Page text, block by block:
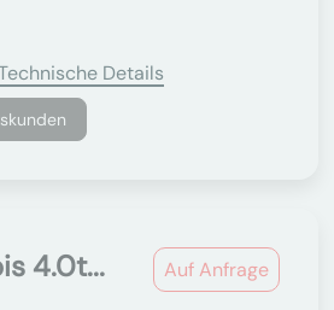
Details
Auf Anfrage
4.0t...